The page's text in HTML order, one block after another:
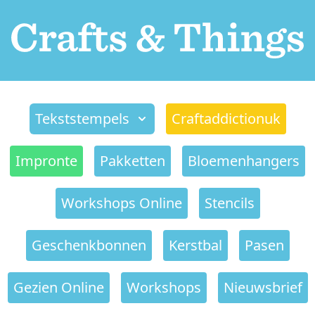
Tekststempels Craftaddictionuk
Impronte Pakketten Bloemenhangers
Workshops Online Stencils
Geschenkbonnen Kerstbal Pasen
Gezien Online Workshops Nieuwsbrief